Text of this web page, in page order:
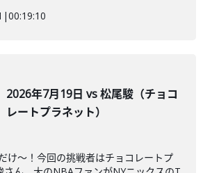
|00:19:10
2026年7月19日 vs 松尾駿（チョコ
レートプラネット）
け～！今回の挑戦者はチョコレートプ